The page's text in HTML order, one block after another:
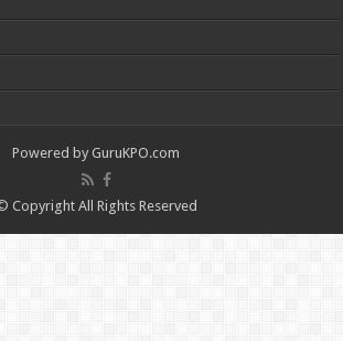
Powered by GuruKPO.com
Copyright All Rights Reserved